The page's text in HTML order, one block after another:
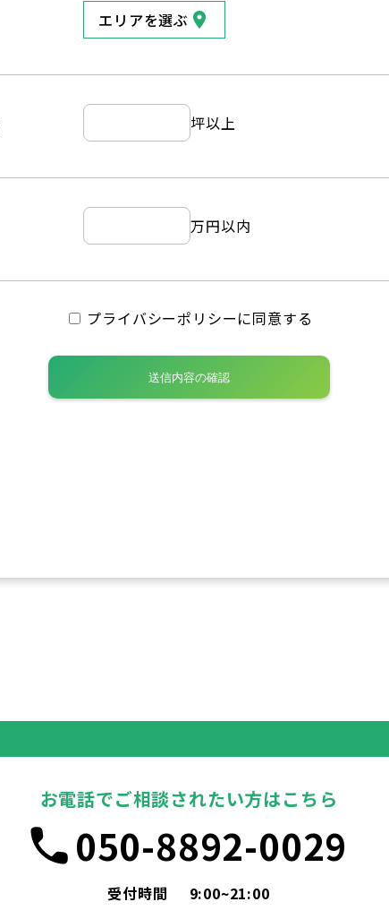
エリアを選ぶ
坪以上
万円以内
プライバシーポリシーに同意する
お電話でご相談されたい方はこちら
050-8892-0029
受付時間 9:00~21:00